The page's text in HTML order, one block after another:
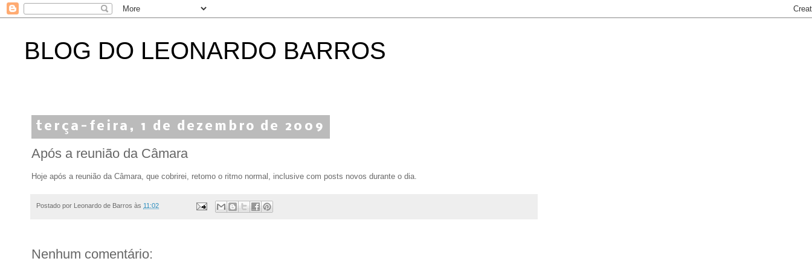
BLOG DO LEONARDO BARROS
terça-feira, 1 de dezembro de 2009
Após a reunião da Câmara
Hoje após a reunião da Câmara, que cobrirei, retomo o ritmo normal, inclusive com posts novos durante o dia.
Postado por Leonardo de Barros às 11:02
Nenhum comentário: